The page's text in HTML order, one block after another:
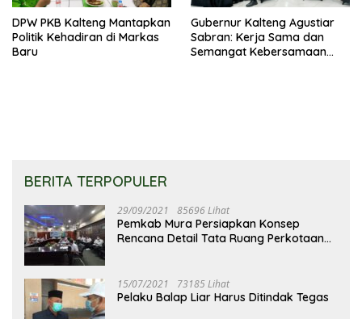
DPW PKB Kalteng Mantapkan
Politik Kehadiran di Markas
Baru
Gubernur Kalteng Agustiar
Sabran: Kerja Sama dan
Semangat Kebersamaan
BERITA TERPOPULER
29/09/2021 85696 Lihat
Pemkab Mura Persiapkan Konsep
Rencana Detail Tata Ruang Perkotaan
15/07/2021 73185 Lihat
Pelaku Balap Liar Harus Ditindak Tegas